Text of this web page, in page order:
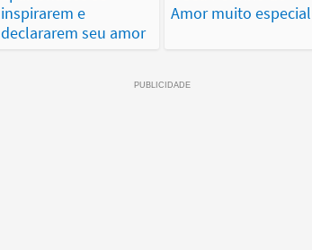
inspirarem e
declararem seu amor
Amor muito especial